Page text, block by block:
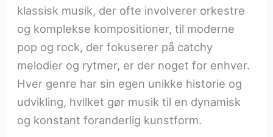
klassisk musik, der ofte involverer orkestre
og komplekse kompositioner, til moderne
pop og rock, der fokuserer på catchy
melodier og rytmer, er der noget for enhver.
Hver genre har sin egen unikke historie og
udvikling, hvilket gør musik til en dynamisk
og konstant foranderlig kunstform.